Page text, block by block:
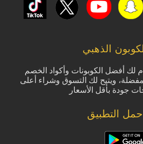
الذهبي
لك أفضل الكوبونات وأكواد الخصم
ويتيح لك التسوق وشراء أعلى
جودة بأقل الأسعار
حمل التطبيق